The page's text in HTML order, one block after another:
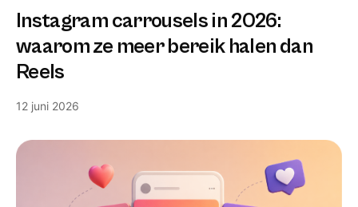
Instagram carrousels in 2026:
waarom ze meer bereik halen dan
Reels
12 juni 2026